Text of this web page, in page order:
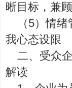
晰目标，兼
（5）情
我心态设限
二、受众
解读